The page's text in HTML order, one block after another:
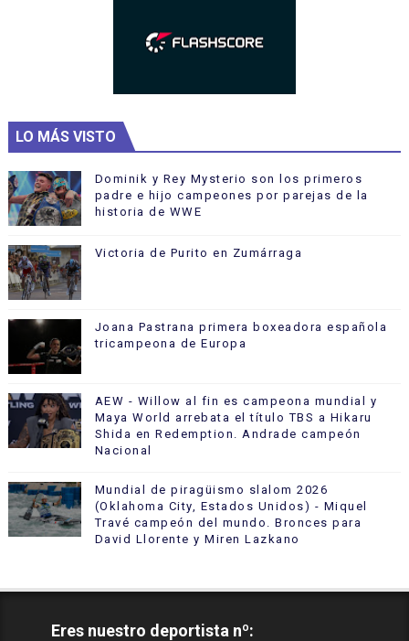
LO MÁS VISTO
Dominik y Rey Mysterio son los primeros
padre e hijo campeones por parejas de la
historia de WWE
Victoria de Purito en Zumárraga
Joana Pastrana primera boxeadora española
tricampeona de Europa
AEW - Willow al fin es campeona mundial y
Maya World arrebata el título TBS a Hikaru
Shida en Redemption. Andrade campeón
Nacional
Mundial de piragüismo slalom 2026
(Oklahoma City, Estados Unidos) - Miquel
Travé campeón del mundo. Bronces para
David Llorente y Miren Lazkano
Eres nuestro deportista nº: